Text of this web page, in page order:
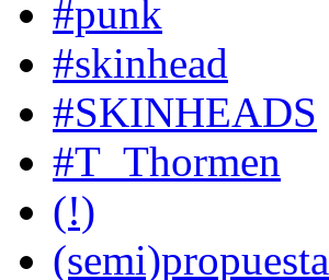
#punk
#skinhead
#SKINHEADS
#T_Thormen
(!)
(semi)propuesta